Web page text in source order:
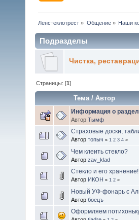
Ленстеклотрест » Общение» Наши
Подразделы
Чистка,
Страницы: [1]
Тема/Автор
Информация о
Автор Тымф
Страховые доски,
Автор топыч « 1 2 3 4 »
Чем клеить стекло?
Автор zav_klad
Стекло и его
Автор ИКОН « 1 2 »
Новый УФ-фонарь с
Автор боецъ
Оформляем